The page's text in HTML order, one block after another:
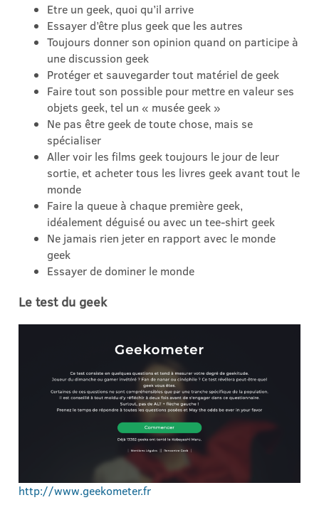
Etre un geek, quoi qu’il arrive
Essayer d’être plus geek que les autres
Toujours donner son opinion quand on participe à
une discussion geek
Protéger et sauvegarder tout matériel de geek
Faire tout son possible pour mettre en valeur ses
objets geek, tel un « musée geek »
Ne pas être geek de toute chose, mais se
spécialiser
Aller voir les films geek toujours le jour de leur
sortie, et acheter tous les livres geek avant tout le
monde
Faire la queue à chaque première geek,
idéalement déguisé ou avec un tee-shirt geek
Ne jamais rien jeter en rapport avec le monde
geek
Essayer de dominer le monde
Le test du geek
http://www.geekometer.fr